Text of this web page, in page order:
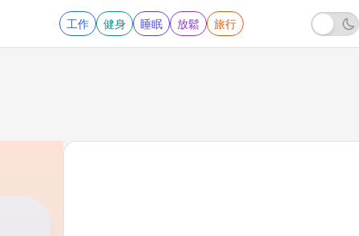
工作 健身 睡眠 放鬆 旅行